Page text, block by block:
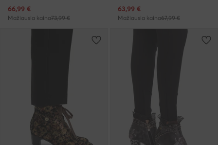
Dabartinė kaina
66,99 €
Mažiausia kaina73,99 €
Dabartinė kaina
63,99 €
Mažiausia kaina67,99 €